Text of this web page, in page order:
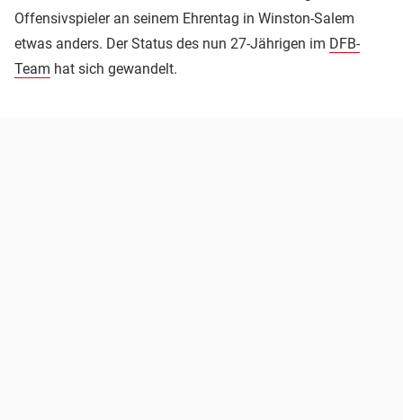
Offensivspieler an seinem Ehrentag in Winston-Salem
etwas anders. Der Status des nun 27-Jährigen im DFB-
Team hat sich gewandelt.